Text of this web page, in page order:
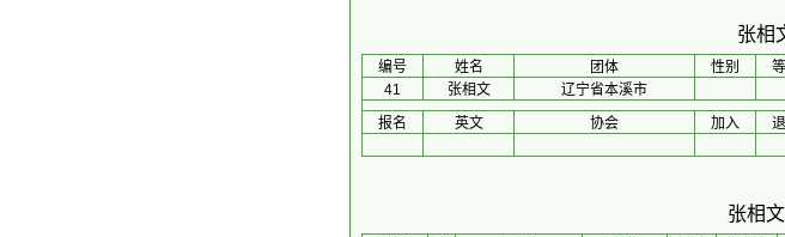
张相
编号 姓名 团体 性别
41
张相文 辽宁省本溪市
报名
英文 协会 加入
张相